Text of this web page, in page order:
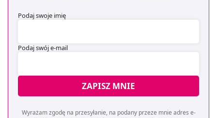
Podaj swoje imię
Podaj swój e-mail
ZAPISZ MNIE
Wyrażam zgodę na przesyłanie, na podany przeze mnie adres e-